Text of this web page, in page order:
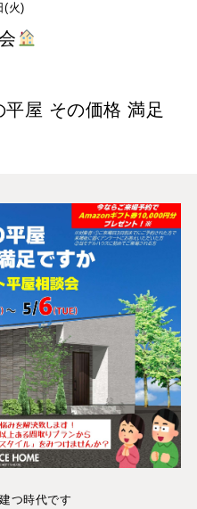
(火)
平屋 その価格 満足
つ時代です